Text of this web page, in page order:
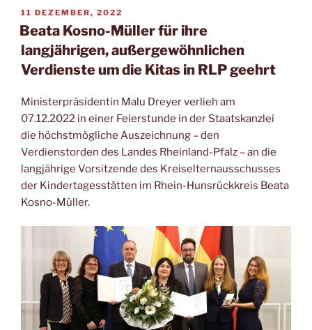
VERÖFFENTLICHT
AM
11 DEZEMBER, 2022
Beata Kosno-Müller für ihre
langjährigen, außergewöhnlichen
Verdienste um die Kitas in RLP geehrt
Ministerpräsidentin Malu Dreyer verlieh am
07.12.2022 in einer Feierstunde in der Staatskanzlei
die höchstmögliche Auszeichnung – den
Verdienstorden des Landes Rheinland-Pfalz – an die
langjährige Vorsitzende des Kreiselternausschusses
der Kindertagesstätten im Rhein-Hunsrückkreis Beata
Kosno-Müller.